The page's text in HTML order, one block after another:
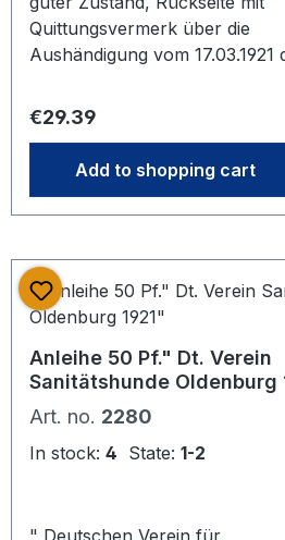
Quittungsvermerk über die
Aushändigung vom 17.03.1921
freiwilligen Krankenpflege des
leicht eingerissen und von
mit Klarsichtband
seltene Urkunde
Regular price:
€29.39
Add to shopping cart
Anleihe 50 Pf." Dt. Verein
Sanitätshunde Oldenburg
Art. no. 2280
In stock: 4 State: 1-2
" Deutschen Verein für